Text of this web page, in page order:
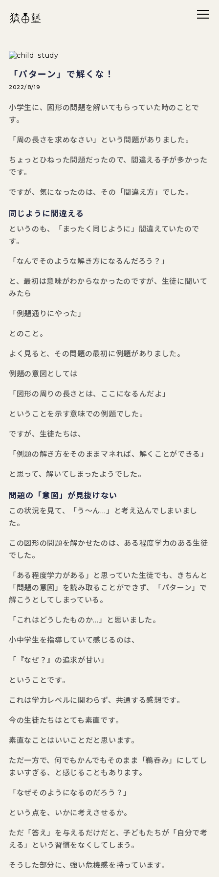
メニ
猿田塾
「パターン」で解くな！
2022/8/19
小学生に、図形の問題を解いてもらっていた時のことで
す。
「周の長さを求めなさい」という問題がありました。
ちょっとひねった問題だったので、間違える子が多かった
です。
ですが、気になったのは、その「間違え方」でした。
同じように間違える
というのも、「まったく同じように」間違えていたので
す。
「なんでそのような解き方になるんだろう？」
と、最初は意味がわからなかったのですが、生徒に聞いて
みたら
「例題通りにやった」
とのこと。
よく見ると、その問題の最初に例題がありました。
例題の意図としては
「図形の周りの長さとは、ここになるんだよ」
ということを示す意味での例題でした。
ですが、生徒たちは、
「例題の解き方をそのままマネれば、解くことができる」
と思って、解いてしまったようでした。
問題の「意図」が見抜けない
この状況を見て、「う～ん…」と考え込んでしまいまし
た。
この図形の問題を解かせたのは、ある程度学力のある生徒
でした。
「ある程度学力がある」と思っていた生徒でも、きちんと
「問題の意図」を読み取ることができず、「パターン」で
解こうとしてしまっている。
「これはどうしたものか…」と思いました。
小中学生を指導していて感じるのは、
「『なぜ？』の追求が甘い」
ということです。
これは学力レベルに関わらず、共通する感想です。
今の生徒たちはとても素直です。
素直なことはいいことだと思います。
ただ一方で、何でもかんでもそのまま「鵜呑み」にしてし
まいすぎる、と感じることもあります。
「なぜそのようになるのだろう？」
という点を、いかに考えさせるか。
ただ「答え」を与えるだけだと、子どもたちが「自分で考
える」という習慣をなくしてしまう。
そうした部分に、強い危機感を持っています。